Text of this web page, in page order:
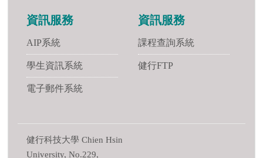
資訊服務
AIP系統
學生資訊系統
電子郵件系統
資訊服務
課程查詢系統
健行FTP
健行科技大學 Chien Hsin
University, No.229,